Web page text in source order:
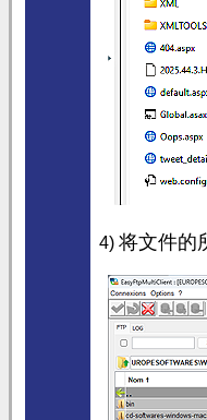
4) 将文件的